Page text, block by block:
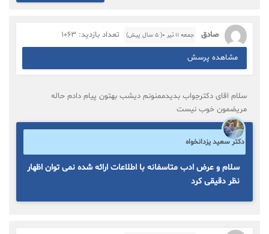
صادق جمعه ۱۱ تیر ۰( 5 سال پیش) تعداد بازدید: 1063
مشاهده پرسش
سلام اقای دکترجواب بدیدممنونم دیشب بهتون پیام دادم حاله
مریضمون خوب نیست
دکتر سعید یزدانخواه
سلام و عرض ادب متاسفانه با اطلاعات ارائه شده نمی توان اظهار
نظر دقیقی کرد